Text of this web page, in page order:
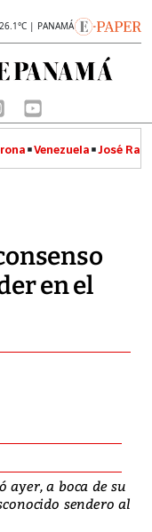
| PANAMÁ
Venezuela José
en el
ayer, a boca de su
sendero al